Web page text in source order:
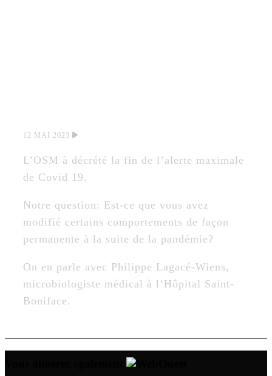
12 MAI 2023
L’OSM à décrété la fin de l’alerte maximale
de Covid 19.
Notre question: Est-ce que vous avez
modifié certains comportements de façon
permanente à la suite de la pandémie?
On en parle avec Philippe Lagacé-Wiens,
microbiologiste médical à l’Hôpital Saint-
Boniface.